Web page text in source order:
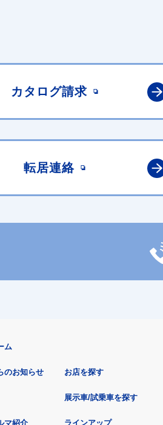
カタログ請求
転居連絡
ム
のお知らせ
マ紹介
お店を探す
展示車/試乗車を探す
ラインアップ